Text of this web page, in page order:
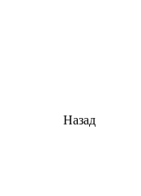
Назад